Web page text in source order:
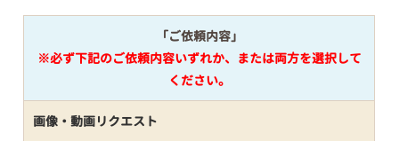
「ご依頼内容」
※必ず下記のご依頼内容いずれか、または両方を選択して
ください。
画像・動画リクエスト